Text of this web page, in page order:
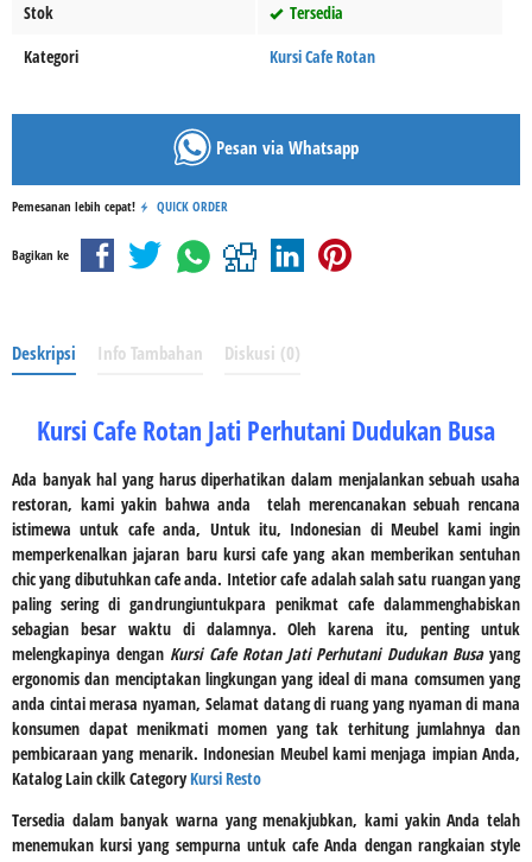
Stok
Tersedia
Kategori
Kursi Cafe Rotan
Pesan via Whatsapp
Pemesanan lebih cepat! QUICK ORDER
Bagikan ke
Deskripsi Info Tambahan Diskusi (0)
Kursi Cafe Rotan Jati Perhutani Dudukan Busa
Ada banyak hal yang harus diperhatikan dalam menjalankan sebuah usaha
restoran, kami yakin bahwa anda telah merencanakan sebuah rencana
istimewa untuk cafe anda, Untuk itu, Indonesian di Meubel kami ingin
memperkenalkan jajaran baru kursi cafe yang akan memberikan sentuhan
chic yang dibutuhkan cafe anda. Intetior cafe adalah salah satu ruangan yang
paling sering di gandrungiuntukpara penikmat cafe dalammenghabiskan
sebagian besar waktu di dalamnya. Oleh karena itu, penting untuk
melengkapinya dengan Kursi Cafe Rotan Jati Perhutani Dudukan Busayang
ergonomis dan menciptakan lingkungan yang ideal di mana comsumen yang
anda cintai merasa nyaman, Selamat datang di ruang yang nyaman di mana
konsumen dapat menikmati momen yang tak terhitung jumlahnya dan
pembicaraan yang menarik. Indonesian Meubel kami menjaga impian Anda,
Katalog Lain ckilk CategoryKursi Resto
Tersedia dalam banyak warna yang menakjubkan, kami yakin Anda telah
menemukan kursi yang sempurna untuk cafe Anda dengan rangkaian style